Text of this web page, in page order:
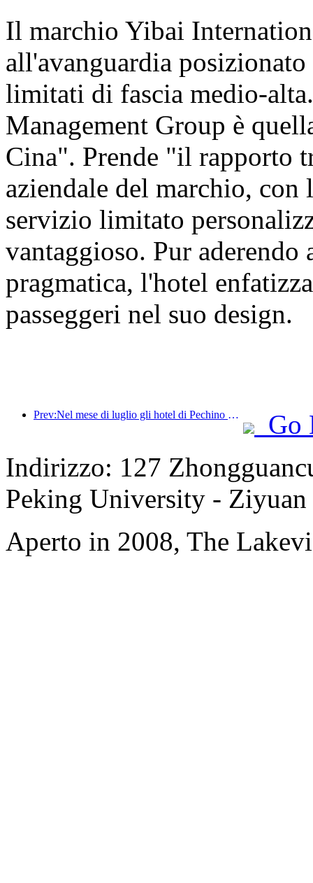
Il marchio Yibai
all'avanguardia
limitati di fascia medio-
Management Group è
Cina". Prende "il rapporto
aziendale del marchio,
servizio limitato
vantaggioso. Pur
pragmatica, l'hotel
passeggeri nel suo design.
Prev:Nel mese di luglio gli hotel di Pechino hanno ricevuto un totale di 9,97 milioni di turisti
Go
Indirizzo: 127
Peking University -
Aperto in 2008, The